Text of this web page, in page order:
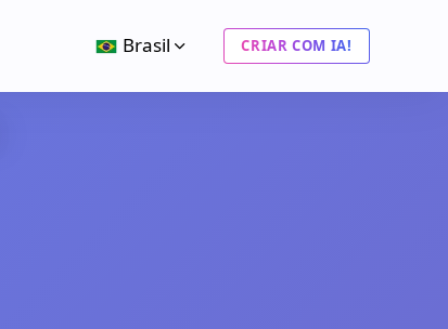
Brasil CRIAR COM IA!